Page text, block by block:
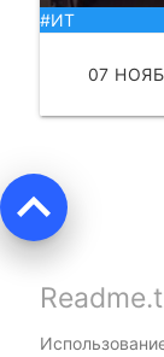
#ИТ
07
keyboard_arrow_up